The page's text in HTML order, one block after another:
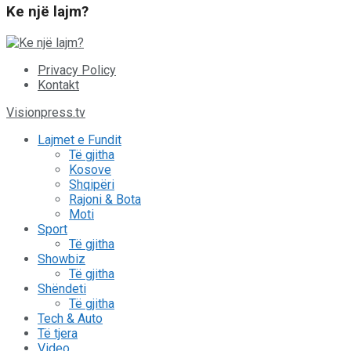
Ke një lajm?
Privacy Policy
Kontakt
Visionpress.tv
Lajmet e Fundit
Të gjitha
Kosove
Shqipëri
Rajoni & Bota
Moti
Sport
Të gjitha
Showbiz
Të gjitha
Shëndeti
Të gjitha
Tech & Auto
Të tjera